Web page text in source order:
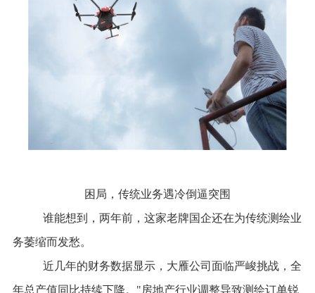
困局 ，传统业务遇冷倒逼突围
谁能想到，两年前，这家老牌国企还在为传统测绘业
务萎缩而发愁。
近几年的财务数据显示，大雁公司面临严峻挑战， 全
年总产值同比持续下降。 "房地产行业调整导致测绘订单锐